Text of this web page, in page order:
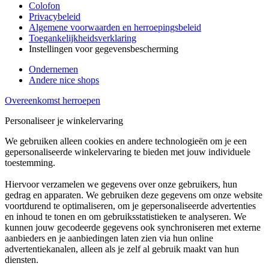
Colofon
Privacybeleid
Algemene voorwaarden en herroepingsbeleid
Toegankelijkheidsverklaring
Instellingen voor gegevensbescherming
Ondernemen
Andere nice shops
Overeenkomst herroepen
Personaliseer je winkelervaring
We gebruiken alleen cookies en andere technologieën om je een
gepersonaliseerde winkelervaring te bieden met jouw individuele
toestemming.
Hiervoor verzamelen we gegevens over onze gebruikers, hun
gedrag en apparaten. We gebruiken deze gegevens om onze website
voortdurend te optimaliseren, om je gepersonaliseerde advertenties
en inhoud te tonen en om gebruiksstatistieken te analyseren. We
kunnen jouw gecodeerde gegevens ook synchroniseren met externe
aanbieders en je aanbiedingen laten zien via hun online
advertentiekanalen, alleen als je zelf al gebruik maakt van hun
diensten.